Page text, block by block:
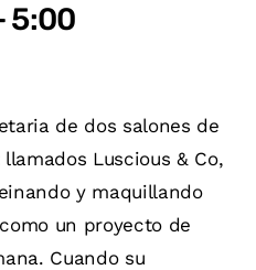
5:00
de dos salones de
Luscious & Co,
y maquillando
un proyecto de
Cuando su